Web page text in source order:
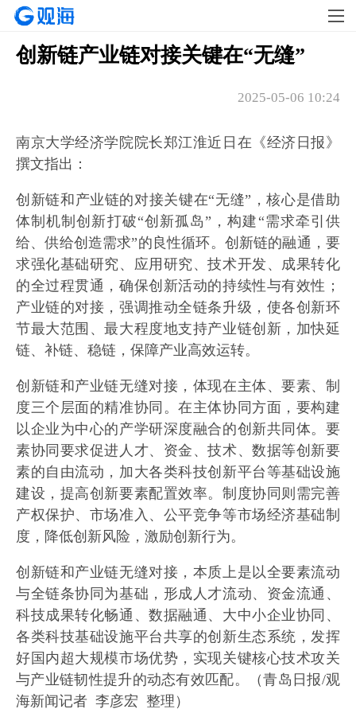
创新链产业链对接关键在“无缝”
2025-05-06 10:24
南京大学经济学院院长郑江淮近日在《经济日报》
撰文指出：
创新链和产业链的对接关键在“无缝”，核心是借助
体制机制创新打破“创新孤岛”，构建“需求牵引供
给、供给创造需求”的良性循环。创新链的融通，要
求强化基础研究、应用研究、技术开发、成果转化
的全过程贯通，确保创新活动的持续性与有效性；
产业链的对接，强调推动全链条升级，使各创新环
节最大范围、最大程度地支持产业链创新，加快延
链、补链、稳链，保障产业高效运转。
创新链和产业链无缝对接，体现在主体、要素、制
度三个层面的精准协同。在主体协同方面，要构建
以企业为中心的产学研深度融合的创新共同体。要
素协同要求促进人才、资金、技术、数据等创新要
素的自由流动，加大各类科技创新平台等基础设施
建设，提高创新要素配置效率。制度协同则需完善
产权保护、市场准入、公平竞争等市场经济基础制
度，降低创新风险，激励创新行为。
创新链和产业链无缝对接，本质上是以全要素流动
与全链条协同为基础，形成人才流动、资金流通、
科技成果转化畅通、数据融通、大中小企业协同、
各类科技基础设施平台共享的创新生态系统，发挥
好国内超大规模市场优势，实现关键核心技术攻关
与产业链韧性提升的动态有效匹配。
（青岛日报/观
海新闻记者 李彦宏 整理）